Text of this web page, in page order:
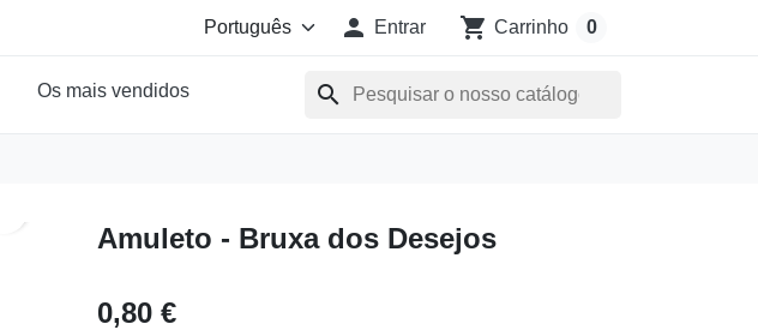
 Entrar shopping_cart Carrinho 0
Os mais vendidos search
Amuleto - Bruxa dos Desejos
0,80 €